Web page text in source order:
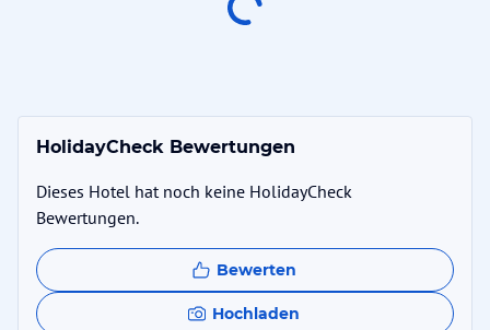
HolidayCheck Bewertungen
Dieses Hotel hat noch keine HolidayCheck
Bewertungen.
Bewerten
Hochladen